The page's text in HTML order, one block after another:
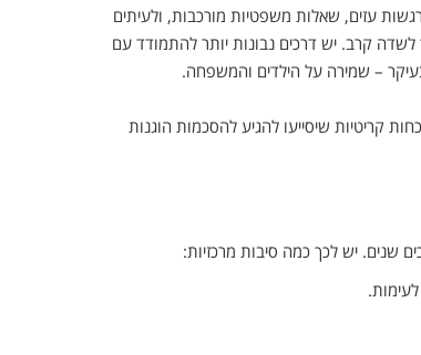
עזים, שאלות משפטיות מורכבות, ולעיתים
לשדה קרב. יש דרכים נבונות יותר להתמודד עם
– שמירה על הילדים והמשפחה.
קריטיות שיסייעו להגיע להסכמות הוגנות
שנים. יש לכך כמה סיבות מרכזיות: